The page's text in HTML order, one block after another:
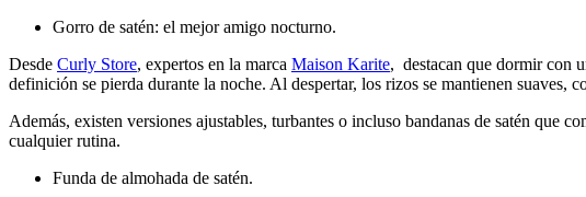
Gorro de satén: el mejor amigo nocturno.
Desde Curly Store, expertos en la marca Maison Karite, destacan que dormir con
definición se pierda durante la noche. Al despertar, los rizos se mantienen suaves,
Además, existen versiones ajustables, turbantes o incluso bandanas de satén que
cualquier rutina.
Funda de almohada de satén.